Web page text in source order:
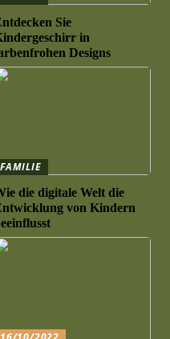
Sie
in
Designs
FAMILIE
die digitale Welt die
von Kindern